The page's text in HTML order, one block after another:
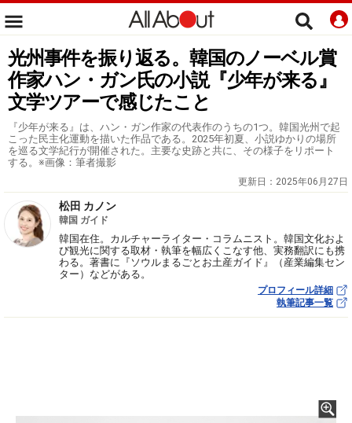
光州事件を振り返る。韓国のノーベル賞
作家ハン・ガン氏の小説『少年が来る』
文学ツアーで感じたこと
『少年が来る』は、ハン・ガン作家の代表作のうちの1つ。韓国光州で起
こった民主化運動を描いた作品である。2025年初夏、小説ゆかりの場所
を巡る文学紀行が開催された。主要な史跡と共に、その様子をリポート
する。※画像：筆者撮影
更新日： 2025年06月27日
松田 カノン
韓国 ガイド
韓国在住。カルチャーライター・コラムニスト。韓国文化およ
び観光に関する取材・執筆を幅広くこなす他、実務翻訳にも携
わる。著書に『ソウルまるごとお土産ガイド』（産業編集セン
ター）などがある。
プロフィール詳細
執筆記事一覧